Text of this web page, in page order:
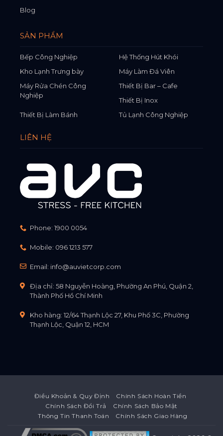
Blog
SẢN PHẨM
Bếp Công Nghiệp
Hệ Thống Hút Khói
Kho Lạnh Trưng bày
Máy Làm Đá Viên
Máy Rửa Chén Công
Nghiệp
Thiết Bị Bar – Cafe
Thiết Bị Inox
Thiết Bị Làm Bánh
Tủ Lạnh Công Nghiệp
LIÊN HỆ
Phone: 1900 0054
Mobile: 096 1213 577
Email: info@auvietcorp.com
Địa chỉ: 58 Nguyễn Hoàng, Phường An Phú, Quận 2,
Thành Phố Hồ Chí Minh
Kho hàng: 12/64 Thạnh Lộc 27, Khu Phố 3C, Phường
Thạnh Lộc, Quận 12, HCM
Điều Khoản & Quy Định
Chính Sách Hoàn Tiền
Chính Sách Đổi Trả
Chính Sách Bảo Mật
Thông Tin Thanh Toán
Chính Sách Giao Hàng